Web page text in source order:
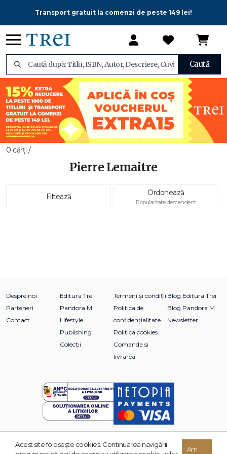
Transport gratuit la comenzi de peste 149 lei!
Caută
0 cărți /
Pierre Lemaitre
Filtează Ordonează
Popularitate descendent
Despre noi
Parteneri
Contact
Editura Trei
Pandora M
Lifestyle
Publishing
Colecții
Termeni și condiții
Politica de
confidențialitate
Politica cookies
Comanda si
livrarea
Blog Editura Trei
Blog Pandora M
Newsletter
© 2026 Grupul Editorial TREI. Toate drepturile rezervate.
Acest site foloseşte cookies. Continuarea navigării
Am